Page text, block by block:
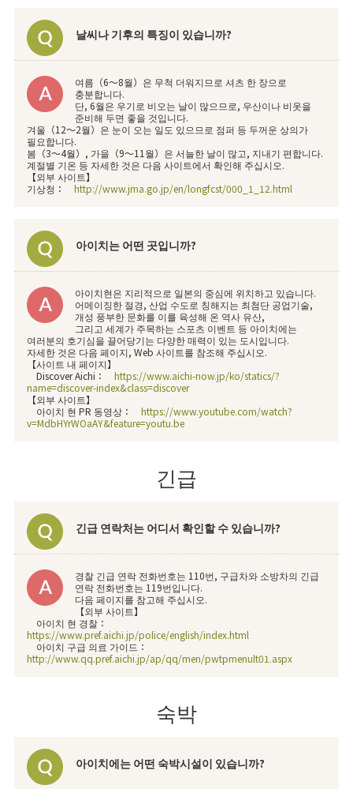
날씨나 기후의 특징이 있습니까?
여름（6～8월）은 무척 더워지므로 셔츠 한 장으로
충분합니다.
단, 6월은 우기로 비오는 날이 많으므로, 우산이나 비옷을
준비해 두면 좋을 것입니다.
겨울（12～2월）은 눈이 오는 일도 있으므로 점퍼 등 두꺼운 상의가
필요합니다.
봄（3～4월）, 가을（9～11월）은 서늘한 날이 많고, 지내기 편합니다.
계절별 기온 등 자세한 것은 다음 사이트에서 확인해 주십시오.
【외부 사이트】
기상청：http://www.jma.go.jp/en/longfcst/000_1_12.html
아이치는 어떤 곳입니까?
아이치현은 지리적으로 일본의 중심에 위치하고 있습니다.
어메이징한 절경, 산업 수도로 칭해지는 최첨단 공업기술,
개성 풍부한 문화를 이를 육성해 온 역사 유산,
그리고 세계가 주목하는 스포츠 이벤트 등 아이치에는
여러분의 호기심을 끌어당기는 다양한 매력이 있는 도시입니다.
자세한 것은 다음 페이지, Web 사이트를 참조해 주십시오.
【사이트 내 페이지】
Discover Aichi：https://www.aichi-now.jp/ko/statics/?
name=discover-index&class=discover
【외부 사이트】
아이치 현 PR 동영상：https://www.youtube.com/watch?
v=MdbHYrWOaAY&feature=youtu.be
긴급
긴급 연락처는 어디서 확인할 수 있습니까?
경찰 긴급 연락 전화번호는 110번, 구급차와 소방차의 긴급
연락 전화번호는 119번입니다.
다음 페이지를 참고해 주십시오.
【외부 사이트】
아이치 현 경찰：
https://www.pref.aichi.jp/police/english/index.html
아이치 구급 의료 가이드：
http://www.qq.pref.aichi.jp/ap/qq/men/pwtpmenult01.aspx
숙박
아이치에는 어떤 숙박시설이 있습니까?